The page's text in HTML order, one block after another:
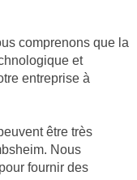
comprenons que la
et
entreprise à
être très
Nous
fournir des